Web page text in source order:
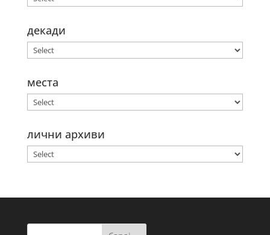
декади
места
лични архиви